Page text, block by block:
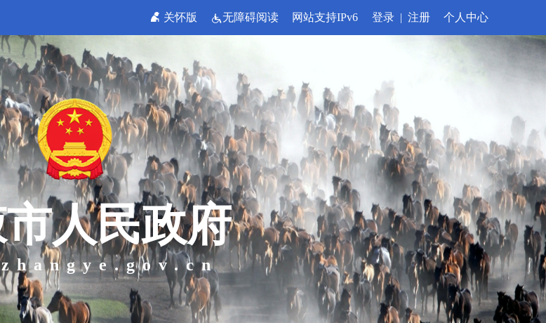
关怀版 无障碍阅读 网站支持IPv6 登录 | 注册 个人中心
人民政府